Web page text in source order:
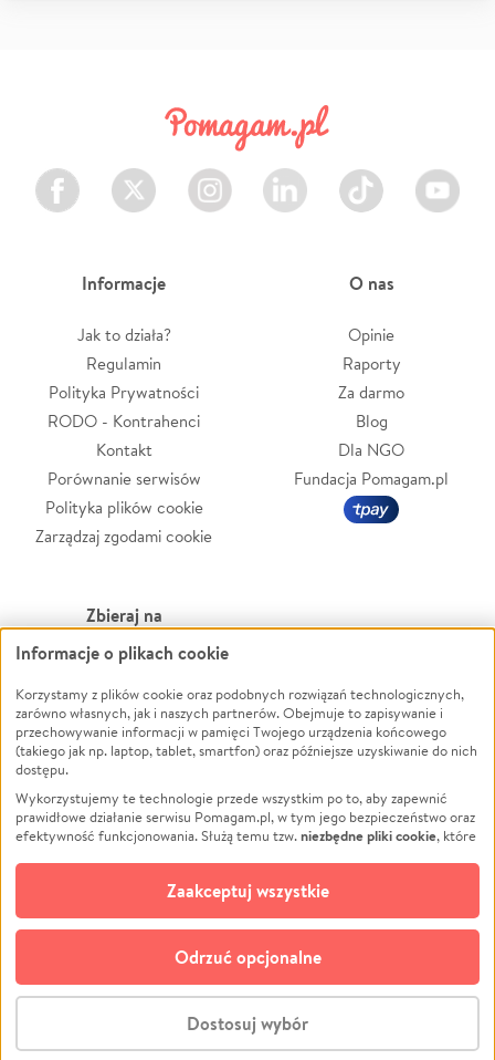
Stwórz zbiórkę - za darmo
Facebook Twitter Instagram LinkedIn TikTok Youtube
Informacje
Jak to działa?
Regulamin
Polityka Prywatności
RODO - Kontrahenci
Kontakt
Porównanie serwisów
Polityka plików cookie
Zarządzaj zgodami cookie
O nas
Opinie
Raporty
Za darmo
Blog
Dla NGO
Fundacja Pomagam.pl
Zbieraj na
Leczenie
Zwierzęta
Pożar
Ukraina
Pomoc Finansowa
Projekty
Pogrzeb
Społeczność lokalna
Kultura
Powódź
Wichura
NGO
Edukacja
Podróż
Impreza
Ochrona środowiska
Biznes
© CROWDING SP. Z O.O.
Informacje o plikach cookie
Korzystamy z plików cookie oraz podobnych rozwiązań technologicznych,
zarówno własnych, jak i naszych partnerów. Obejmuje to zapisywanie i
przechowywanie informacji w pamięci Twojego urządzenia końcowego
(takiego jak np. laptop, tablet, smartfon) oraz późniejsze uzyskiwanie do nich
dostępu.
Wykorzystujemy te technologie przede wszystkim po to, aby zapewnić
prawidłowe działanie serwisu Pomagam.pl, w tym jego bezpieczeństwo oraz
efektywność funkcjonowania. Służą temu tzw.niezbędne pliki cookie, które
opcjonalnych plików cookie
technologii do celów analitycznych i retargetingowych. Możesz wyrazić
zgodę na ich stosowanie lub jej odmówić. W dowolnym momencie masz
możliwość zmiany swoich preferencji na stronie „Zarządzaj zgodami cookie”,
do której link znajdziesz w stopce serwisu Pomagam.pl. Opcjonalne pliki
cookie wykorzystywane są w następujących celach:
działanie serwisu Pomagam.pl. Dzięki nim możemy zrozumieć, jak
użytkownicy korzystają z naszego serwisu – skąd trafiają do serwisu, jak
Dostosuj wybór
Odrzuć opcjonalne
Zaakceptuj wszystkie